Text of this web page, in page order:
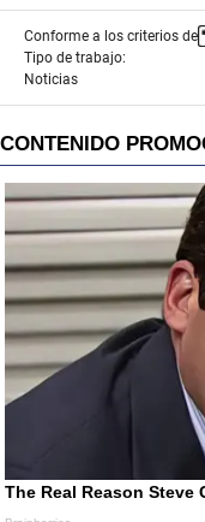
Conforme a los criterios de
Tipo de trabajo:
Noticias